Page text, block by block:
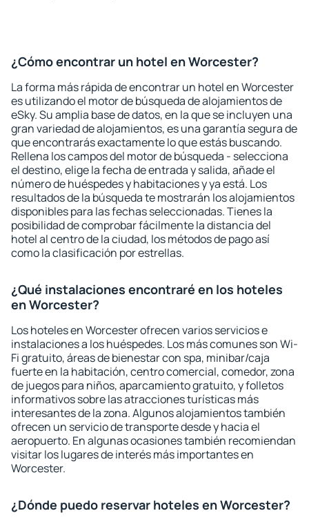
¿Cómo encontrar un hotel en Worcester?
La forma más rápida de encontrar un hotel en Worcester
es utilizando el motor de búsqueda de alojamientos de
eSky. Su amplia base de datos, en la que se incluyen una
gran variedad de alojamientos, es una garantía segura de
que encontrarás exactamente lo que estás buscando.
Rellena los campos del motor de búsqueda - selecciona
el destino, elige la fecha de entrada y salida, añade el
número de huéspedes y habitaciones y ya está. Los
resultados de la búsqueda te mostrarán los alojamientos
disponibles para las fechas seleccionadas. Tienes la
posibilidad de comprobar fácilmente la distancia del
hotel al centro de la ciudad, los métodos de pago así
como la clasificación por estrellas.
¿Qué instalaciones encontraré en los hoteles
en Worcester?
Los hoteles en Worcester ofrecen varios servicios e
instalaciones a los huéspedes. Los más comunes son Wi-
Fi gratuito, áreas de bienestar con spa, minibar/caja
fuerte en la habitación, centro comercial, comedor, zona
de juegos para niños, aparcamiento gratuito, y folletos
informativos sobre las atracciones turísticas más
interesantes de la zona. Algunos alojamientos también
ofrecen un servicio de transporte desde y hacia el
aeropuerto. En algunas ocasiones también recomiendan
visitar los lugares de interés más importantes en
Worcester.
¿Dónde puedo reservar hoteles en Worcester?